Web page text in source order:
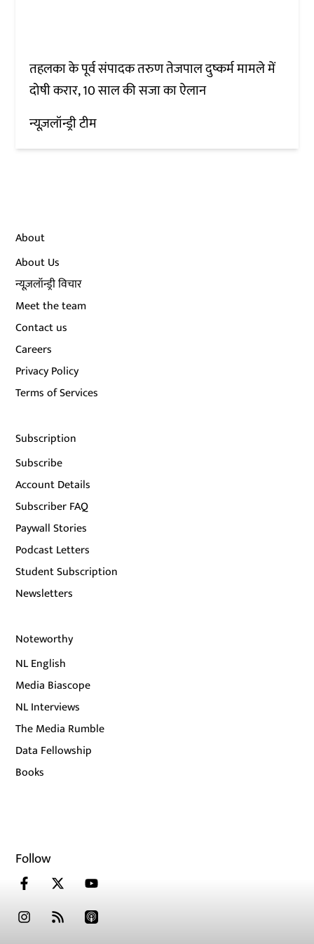
तहलका के पूर्व संपादक तरुण तेजपाल दुष्कर्म मामले में
दोषी करार, 10 साल की सजा का ऐलान
न्यूज़लॉन्ड्री टीम
About
About Us
न्यूज़लॉन्ड्री विचार
Meet the team
Contact us
Careers
Privacy Policy
Terms of Services
Subscription
Subscribe
Account Details
Subscriber FAQ
Paywall Stories
Podcast Letters
Student Subscription
Newsletters
Noteworthy
NL English
Media Biascope
NL Interviews
The Media Rumble
Data Fellowship
Books
Follow